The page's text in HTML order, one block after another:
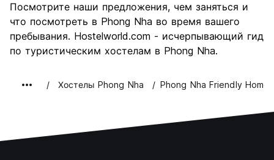
Посмотрите наши предложения, чем заняться и
что посмотреть в Phong Nha во время вашего
пребывания. Hostelworld.com - исчерпывающий гид
по туристическим хостелам в Phong Nha.
Хостелы Phong Nha Phong Nha Friendly Home